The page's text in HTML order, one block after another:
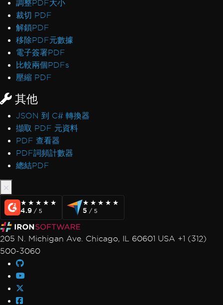
調整PDF大小
裁切 PDF
解鎖PDF
移除PDF元數據
電子簽署PDF
比較兩個PDFs
壓縮 PDF
其他
JSON 到 C# 轉換器
擷取 PDF 元資料
PDF 查看器
PDF詞頻計數器
總結PDF
★★★★★
★★★★★
4.9 / 5
★★★★★
★★★★★
5 / 5
205 N. Michigan Ave. Chicago, IL 60601 USA +1 (312)
500-3060